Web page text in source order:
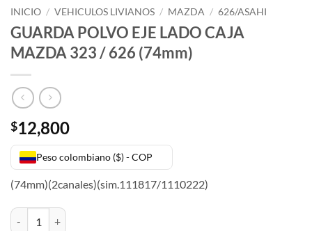
INICIO / VEHICULOS LIVIANOS / MAZDA / 626/ASAHI
GUARDA POLVO EJE LADO CAJA
MAZDA 323 / 626 (74mm)
$12,800
Peso colombiano ($) - COP
(74mm)(2canales)(sim.111817/1110222)
GUARDA POLVO EJE LADO CAJA MAZDA 323 / 626 (74mm)